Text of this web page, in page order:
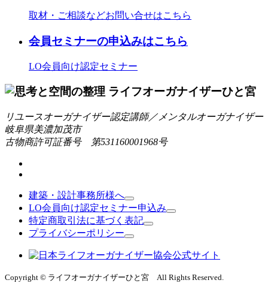
取材・ご相談などお問い合せはこちら
会員セミナーの申込みはこちら
LO会員向け認定セミナー
リユースオーガナイザー認定講師／メンタルオーガナイザー
岐阜県美濃加茂市
古物商許可証番号 第531160001968号
建築・設計事務所様へ
LO会員向け認定セミナー申込み
特定商取引法に基づく表記
プライバシーポリシー
Copyright © ライフオーガナイザーひと宮 All Rights Reserved.